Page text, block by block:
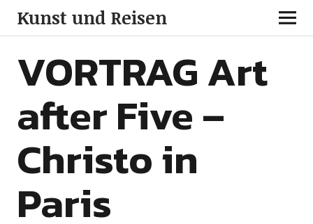
Kunst und Reisen
VORTRAG Art
after Five –
Christo in
Paris